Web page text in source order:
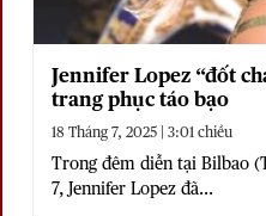
Jennifer Lopez “đốt
trang phục táo bạo
18 Tháng 7, 2025 | 3:01 chiều
Trong đêm diễn tại Bilbao
7, Jennifer Lopez đã...